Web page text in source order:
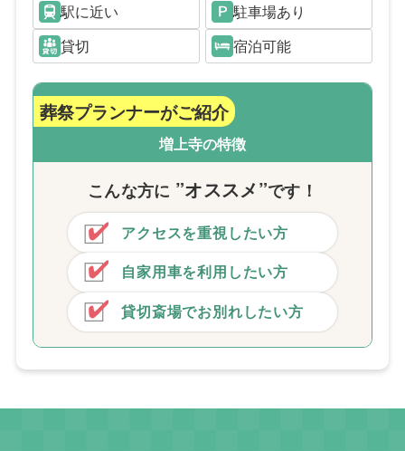
駅に近い
駐車場あり
貸切
宿泊可能
葬祭プランナーがご紹介
増上寺の特徴
こんな方に ”オススメ”です！
アクセスを重視したい方
自家用車を利用したい方
貸切斎場でお別れしたい方